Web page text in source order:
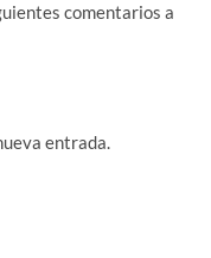
comentarios a
entrada.